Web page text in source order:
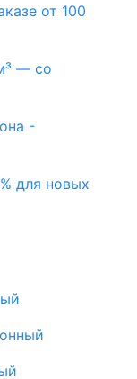
от 100
— со
-
для новых